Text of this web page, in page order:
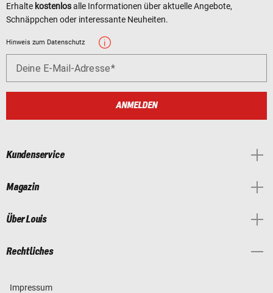
Erhalte kostenlosalle Informationen über aktuelle Angebote,
Schnäppchen oder interessante Neuheiten.
Hinweis zum Datenschutz
Deine E-Mail-Adresse
ANMELDEN
Kundenservice
Magazin
Über Louis
Rechtliches
Impressum